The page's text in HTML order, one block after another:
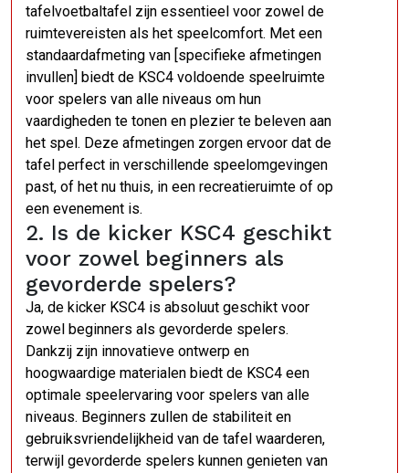
tafelvoetbaltafel zijn essentieel voor zowel de
ruimtevereisten als het speelcomfort. Met een
standaardafmeting van [specifieke afmetingen
invullen] biedt de KSC4 voldoende speelruimte
voor spelers van alle niveaus om hun
vaardigheden te tonen en plezier te beleven aan
het spel. Deze afmetingen zorgen ervoor dat de
tafel perfect in verschillende speelomgevingen
past, of het nu thuis, in een recreatieruimte of op
een evenement is.
2. Is de kicker KSC4 geschikt
voor zowel beginners als
gevorderde spelers?
Ja, de kicker KSC4 is absoluut geschikt voor
zowel beginners als gevorderde spelers.
Dankzij zijn innovatieve ontwerp en
hoogwaardige materialen biedt de KSC4 een
optimale speelervaring voor spelers van alle
niveaus. Beginners zullen de stabiliteit en
gebruiksvriendelijkheid van de tafel waarderen,
terwijl gevorderde spelers kunnen genieten van